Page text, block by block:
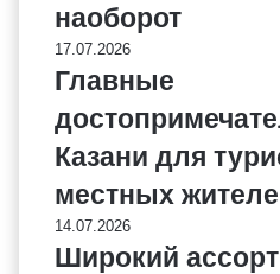
наоборот
17.07.2026
Главные
Казани для
местных
14.07.2026
Широкий